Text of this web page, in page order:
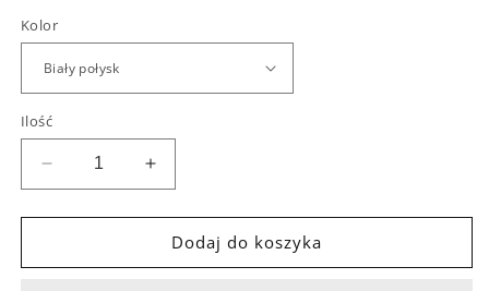
Kolor
Ilość
Zmniejsz
ilość
dla
ceramiczny
Zwiększ
ilość
dla
Lampion
ceramiczny
Dodaj do koszyka